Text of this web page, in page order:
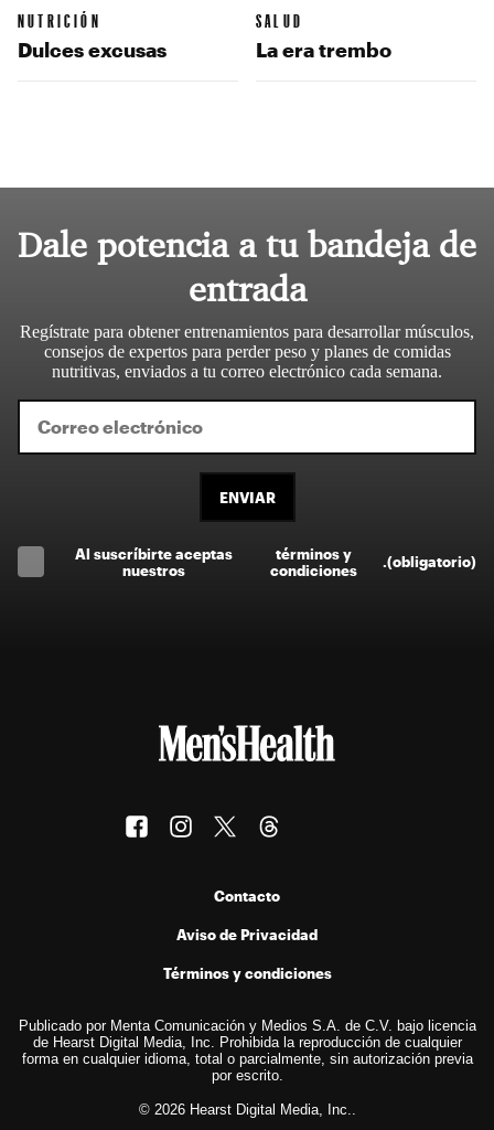
NUTRICIÓN
Dulces excusas
SALUD
La era trembo
Dale potencia a tu bandeja de
entrada
Regístrate para obtener entrenamientos para desarrollar músculos,
consejos de expertos para perder peso y planes de comidas
nutritivas, enviados a tu correo electrónico cada semana.
ENVIAR
Al suscríbirte aceptas
nuestros
términos y
condiciones
.(obligatorio)
Contacto
Aviso de Privacidad
Términos y condiciones
Publicado por Menta Comunicación y Medios S.A. de C.V. bajo licencia
de Hearst Digital Media, Inc. Prohibida la reproducción de cualquier
forma en cualquier idioma, total o parcialmente, sin autorización previa
por escrito.
© 2026 Hearst Digital Media, Inc..